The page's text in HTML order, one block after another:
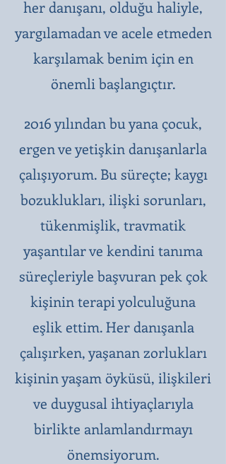
her danışanı, olduğu haliyle,
yargılamadan ve acele etmeden
karşılamak benim için en
önemli başlangıçtır.
2016 yılından bu yana çocuk,
ergen ve yetişkin danışanlarla
çalışıyorum. Bu süreçte; kaygı
bozuklukları, ilişki sorunları,
tükenmişlik, travmatik
yaşantılar ve kendini tanıma
süreçleriyle başvuran pek çok
kişinin terapi yolculuğuna
eşlik ettim. Her danışanla
çalışırken, yaşanan zorlukları
kişinin yaşam öyküsü, ilişkileri
ve duygusal ihtiyaçlarıyla
birlikte anlamlandırmayı
önemsiyorum.